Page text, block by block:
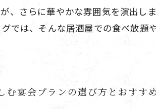
、さらに華やかな雰囲気を演出し
グでは、そんな居酒屋での食べ放
む宴会プランの選び方とおすすめ